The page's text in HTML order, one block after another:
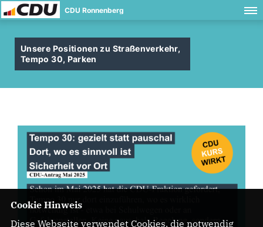
CDU Ronnenberg
Unsere Positionen zu Straßenverkehr,
Tempo 30, Parken
Cookie Hinweis
Diese Webseite verwendet Cookies, die notwendig